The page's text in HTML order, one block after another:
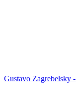
Gustavo Zagrebelsky